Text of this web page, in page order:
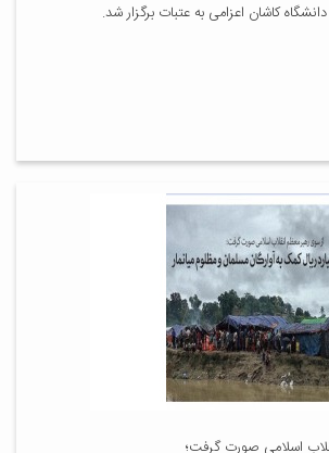
کاشان اعزامی به عتبات برگزار شد.
اسلامی صورت گرفت؛